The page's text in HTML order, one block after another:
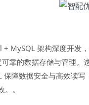
+ MySQL 架构深度开发
靠的数据存储与管理
保障数据安全与高效读
。